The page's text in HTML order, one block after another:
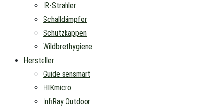
IR-Strahler
Schalldämpfer
Schutzkappen
Wildbrethygiene
Hersteller
Guide sensmart
HIKmicro
InfiRay Outdoor